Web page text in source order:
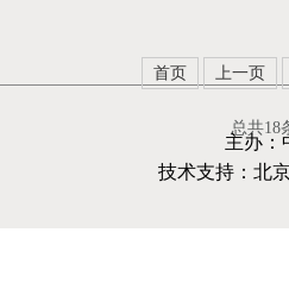
首页 上一页
总共
主办：
技术支持：北